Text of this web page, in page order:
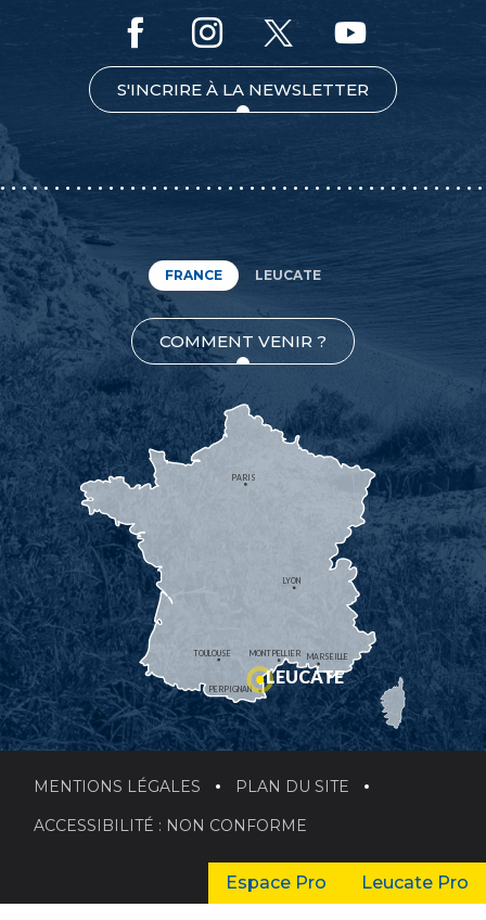
S'INCRIRE À LA NEWSLETTER
FRANCE LEUCATE
COMMENT VENIR ?
MONTPELLIER
PERPIGNAN
MARSEILLE
TOULOUSE
LYON
PARIS
LEUCATE
MENTIONS LÉGALES PLAN DU SITE
ACCESSIBILITÉ : NON CONFORME
Espace Pro Leucate Pro